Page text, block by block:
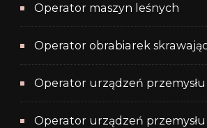
Operator maszyn leśnych
Operator obrabiarek
Operator urządzeń
Operator urządzeń